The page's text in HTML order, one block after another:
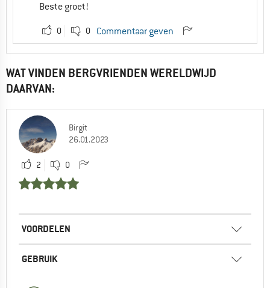
Beste groet!
0 0 Commentaar geven
WAT VINDEN BERGVRIENDEN WERELDWIJD
DAARVAN:
Birgit
26.01.2023
2 0
VOORDELEN
GEBRUIK